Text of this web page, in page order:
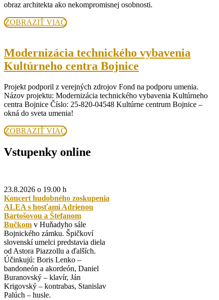
Bojniciach
v
dokumente
RTVS
obraz architekta ako nekompromisnej osobnosti.
ZOBRAZIŤ VIACZOBRAZIŤ
Modernizácia technického vybavenia
Kultúrneho centra Bojnice
vybavenia
Kultúrneho
Projekt podporil z verejných zdrojov Fond na podporu umenia.
Názov projektu: Modernizácia technického vybavenia Kultúrneho
centra Bojnice Číslo: 25-820-04548 Kultúrne centrum Bojnice –
okná do sveta umenia!
ZOBRAZIŤ VIACZOBRAZIŤ
Vstupenky online
23.8.2026 o 19.00 h
Koncert hudobného zoskupenia
ALEA s hosťami Adrienou
Bartošovou a Štefanom
Bučkom v Huňadyho sále
Bojnického zámku. Špičkoví
slovenskí umelci predstavia diela
od Astora Piazzollu a ďalších.
Účinkujú: Boris Lenko –
bandoneón a akordeón, Daniel
Buranovský – klavír, Ján
Krigovský – kontrabas, Stanislav
Palúch – husle.